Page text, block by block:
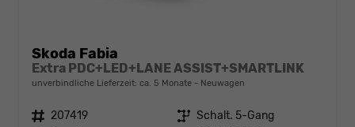
Skoda Fabia
Extra PDC+LED+LANE ASSIST+SMARTLINK
unverbindliche Lieferzeit: ca. 5 Monate Neuwagen
Fahrzeugnr. 207419 Getriebe Schalt. 5-Gang